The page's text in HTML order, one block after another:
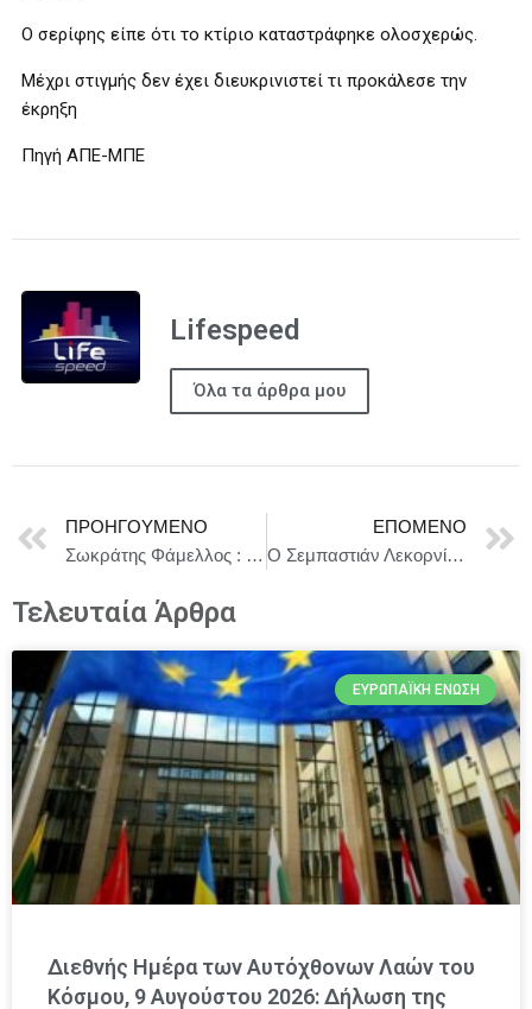
Ο σερίφης είπε ότι το κτίριο καταστράφηκε ολοσχερώς.
Μέχρι στιγμής δεν έχει διευκρινιστεί τι προκάλεσε την
έκρηξη
Πηγή ΑΠΕ-ΜΠΕ
Lifespeed
Όλα τα άρθρα μου
ΠΡΟΗΓΟΎΜΕΝΟ
Σωκράτης Φάμελλος : Η περιφέρεια χρειάζεται πόρους και κίνητρα για να αναπνεύσει
ΕΠΌΜΕΝΟ
Ο Σεμπαστιάν Λεκορνί στη θέση του πρωθυπουργού ανακοίνωσε ο Εμανουέλ Μακρόν.
Τελευταία Άρθρα
ΕΥΡΩΠΑΪΚΉ ΈΝΩΣΗ
Διεθνής Ημέρα των Αυτόχθονων Λαών του
Κόσμου, 9 Αυγούστου 2026: Δήλωση της